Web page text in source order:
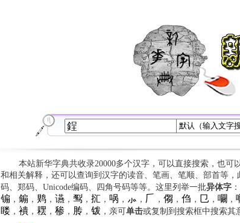
本站新华字典共收录20000多个汉字，可以直接搜索，也可
和相关解释，还可以查询到汉字的读音、笔画、笔顺、部首等
码、郑码、Unicode编码、四角号码等等。这里列举一批异体字：
䦂 ， 䥇 ， 䴗， 䜩， 䴕， 㧟 ， 㖞 ， ⺗ ， 𠂆 ， 㑳 ， 㑇 ， 㔾 ， 㘚 ，
䁖， 䙡， 䎬 ， 䅟， 䏝， 䥽，亲可单击或复制到搜索框中搜索其